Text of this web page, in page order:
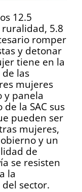
12.5
5.8
romper
y detonar
tiene en la
las
mujeres
y panela
la SAC sus
pueden ser
mujeres,
y un
de
se resisten
la
sector.